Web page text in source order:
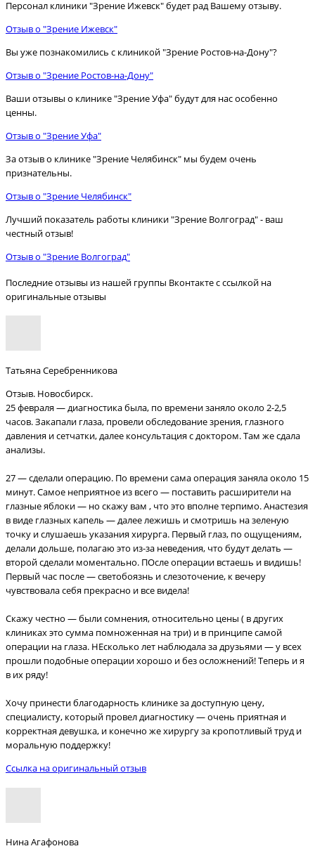
Персонал клиники "Зрение Ижевск" будет рад Вашему отзыву.
Отзыв о "Зрение Ижевск"
Вы уже познакомились с клиникой "Зрение Ростов-на-Дону"?
Отзыв о "Зрение Ростов-на-Дону"
Ваши отзывы о клинике "Зрение Уфа" будут для нас особенно
ценны.
Отзыв о "Зрение Уфа"
За отзыв о клинике "Зрение Челябинск" мы будем очень
признательны.
Отзыв о "Зрение Челябинск"
Лучший показатель работы клиники "Зрение Волгоград" - ваш
честный отзыв!
Отзыв о "Зрение Волгоград"
Последние отзывы из нашей группы Вконтакте с ссылкой на
оригинальные отзывы
Татьяна Серебренникова
Отзыв. Новосбирск.
25 февраля — диагностика была, по времени заняло около 2-2,5
часов. Закапали глаза, провели обследование зрения, глазного
давления и сетчатки, далее консультация с доктором. Там же сдала
анализы.
27 — сделали операцию. По времени сама операция заняла около 15
минут. Самое неприятное из всего — поставить расширители на
глазные яблоки — но скажу вам , что это вполне терпимо. Анастезия
в виде глазных капель — далее лежишь и смотришь на зеленую
точку и слушаешь указания хирурга. Первый глаз, по ощущениям,
делали дольше, полагаю это из-за неведения, что будут делать —
второй сделали моментально. ПОсле операции встаешь и видишь!
Первый час после — светобоязнь и слезоточение, к вечеру
чувствовала себя прекрасно и все видела!
Скажу честно — были сомнения, относительно цены ( в других
клиниках это сумма помноженная на три) и в принципе самой
операции на глаза. НЕсколько лет наблюдала за друзьями — у всех
прошли подобные операции хорошо и без осложнений! Теперь и я
в их ряду!
Хочу принести благодарность клинике за доступную цену,
специалисту, который провел диагностику — очень приятная и
корректная девушка, и конечно же хирургу за кропотливый труд и
моральную поддержку!
Ссылка на оригинальный отзыв
Нина Агафонова